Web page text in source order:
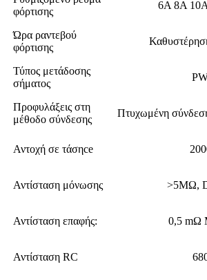
φόρτισης
6Α 8Α
Ώρα ραντεβού
φόρτισης
Τύπος μετάδοσης
σήματος
Προφυλάξεις στη
μέθοδο σύνδεσης
Πτυχωμένη
Αντοχή σε τάσηce
Αντίσταση μόνωσης >5MΩ,
Αντίσταση επαφής: 0,5 mΩ
Αντίσταση RC